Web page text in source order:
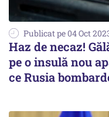
Publicat pe 04 Oct
Haz de necaz!
pe o insulă nou
ce Rusia